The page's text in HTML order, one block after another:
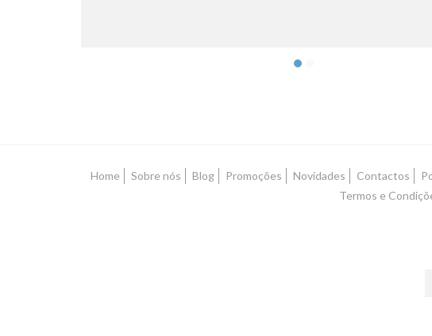
Home Sobre nós Blog Promoções Novidades Contactos
Termos e